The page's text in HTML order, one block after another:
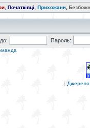
Початківці Прихожани
Пароль:
| Джерело